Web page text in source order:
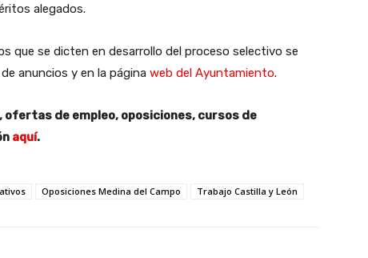
alegados.
que se dicten en desarrollo del proceso selectivo se
anuncios y en la página web del Ayuntamiento.
de empleo, oposiciones, cursos de
aquí.
Oposiciones Medina del Campo Trabajo Castilla y León